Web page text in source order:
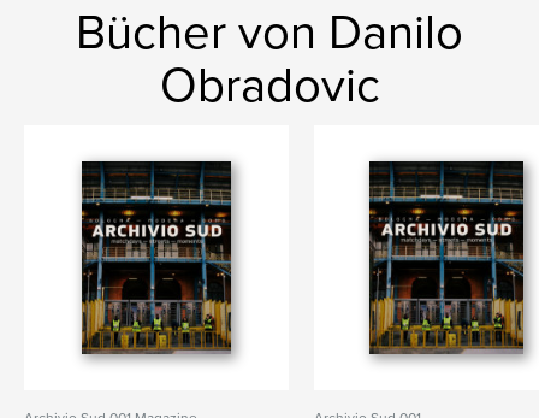
Bücher von Danilo
Obradovic